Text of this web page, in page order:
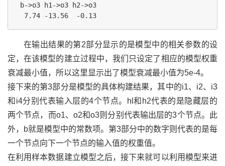
b->o3 h1->o3 h2->o3
在输出结果的第2部分显示的是模型中的相关参数的设
定，在该模型的建立过程中，我们只设定了相应的模型权重
衰减最小值，所以这里显示出了模型衰减最小值为5e-4。
接下来的第3部分是模型的具体构建结果，其中的i1、i2、i3
和i4分别代表输入层的4个节点。hl和h2代表的是隐藏层的
两个节点，而o1、o2和o3则分别代表输出层的3个节点。此
外，b就是模型中的常数项。第3部分中的数字则代表的是每
一个节点向下一个节点的输入值的权重值。
在利用样本数据建立模型之后，接下来就可以利用模型来进